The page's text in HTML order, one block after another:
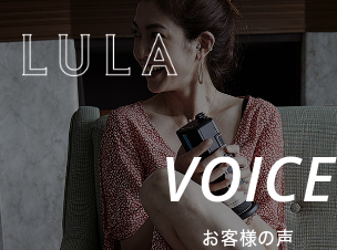
VOICE
お客様の声